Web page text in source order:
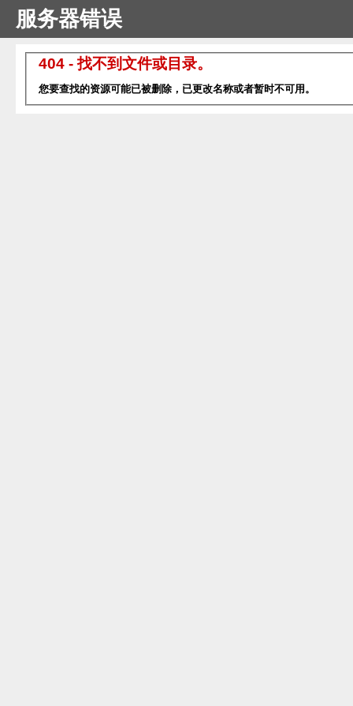
服务器错误
404 - 找不到文件或目录。
您要查找的资源可能已被删除，已更改名称或者暂时不可用。